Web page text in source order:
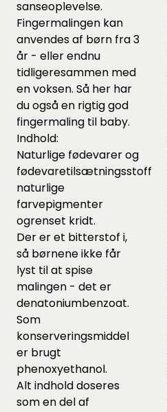
sanseoplevelse.
Fingermalingen kan
anvendes af børn fra 3
år - eller endnu
tidligeresammen med
en voksen. Så her har
du også en rigtig god
fingermaling til baby.
Indhold:
Naturlige fødevarer og
fødevaretilsætningsstoffer,
naturlige
farvepigmenter
ogrenset kridt.
Der er et bitterstof i,
så børnene ikke får
lyst til at spise
malingen - det er
denatoniumbenzoat.
Som
konserveringsmiddel
er brugt
phenoxyethanol.
Alt indhold doseres
som en del af